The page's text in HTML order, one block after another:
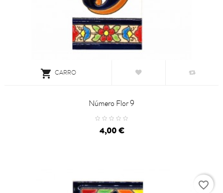
 CARRO
Número Flor 9
Precio
4,00 €
favorite_border